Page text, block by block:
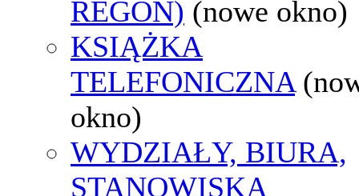
REGON) (nowe okno)
KSIĄŻKA
TELEFONICZNA
okno)
WYDZIAŁY, BIURA,
STANOWISKA